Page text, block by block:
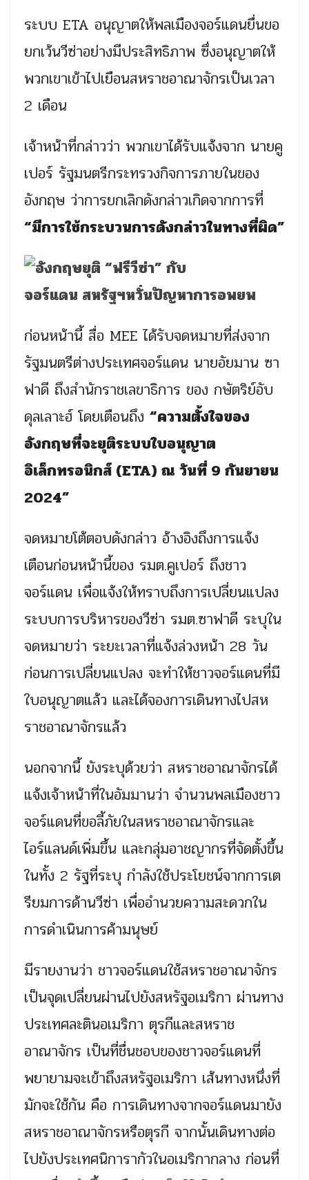
ระบบ ETA อนุญาตให้พลเมืองจอร์แดนยื่นขอ
ยกเว้นวีซ่าอย่างมีประสิทธิภาพ ซึ่งอนุญาตให้
พวกเขาเข้าไปเยือนสหราชอาณาจักรเป็นเวลา
2 เดือน
เจ้าหน้าที่กล่าวว่า พวกเขาได้รับแจ้งจาก นายคู
เปอร์ รัฐมนตรีกระทรวงกิจการภายในของ
อังกฤษ ว่าการยกเลิกดังกล่าวเกิดจากการที่
“มีการใช้กระบวนการดังกล่าวในทางที่ผิด”
ก่อนหน้านี้ สื่อ MEE ได้รับจดหมายที่ส่งจาก
รัฐมนตรีต่างประเทศจอร์แดน นายอัยมาน ซา
ฟาดี ถึงสำนักราชเลขาธิการ ของ กษัตริย์อับ
ดุลเลาะฮ์ โดยเตือนถึง “ความตั้งใจของ
อังกฤษที่จะยุติระบบใบอนุญาต
อิเล็กทรอนิกส์ (ETA) ณ วันที่ 9 กันยายน
2024”
จดหมายโต้ตอบดังกล่าว อ้างอิงถึงการแจ้ง
เตือนก่อนหน้านี้ของ รมต.คูเปอร์ ถึงชาว
จอร์แดน เพื่อแจ้งให้ทราบถึงการเปลี่ยนแปลง
ระบบการบริหารของวีซ่า รมต.ซาฟาดี ระบุใน
จดหมายว่า ระยะเวลาที่แจ้งล่วงหน้า 28 วัน
ก่อนการเปลี่ยนแปลง จะทำให้ชาวจอร์แดนที่มี
ใบอนุญาตแล้ว และได้จองการเดินทางไปสห
ราชอาณาจักรแล้ว
นอกจากนี้ ยังระบุด้วยว่า สหราชอาณาจักรได้
แจ้งเจ้าหน้าที่ในอัมมานว่า จำนวนพลเมืองชาว
จอร์แดนที่ขอลี้ภัยในสหราชอาณาจักรและ
ไอร์แลนด์เพิ่มขึ้น และกลุ่มอาชญากรที่จัดตั้งขึ้น
ในทั้ง 2 รัฐที่ระบุ กำลังใช้ประโยชน์จากการเต
รียมการด้านวีซ่า เพื่ออำนวยความสะดวกใน
การดำเนินการค้ามนุษย์
มีรายงานว่า ชาวจอร์แดนใช้สหราชอาณาจักร
เป็นจุดเปลี่ยนผ่านไปยังสหรัฐอเมริกา ผ่านทาง
ประเทศละตินอเมริกา ตุรกีและสหราช
อาณาจักร เป็นที่ชื่นชอบของชาวจอร์แดนที่
พยายามจะเข้าถึงสหรัฐอเมริกา เส้นทางหนึ่งที่
มักจะใช้กัน คือ การเดินทางจากจอร์แดนมายัง
สหราชอาณาจักรหรือตุรกี จากนั้นเดินทางต่อ
ไปยังประเทศนิการากัวในอเมริกากลาง ก่อนที่